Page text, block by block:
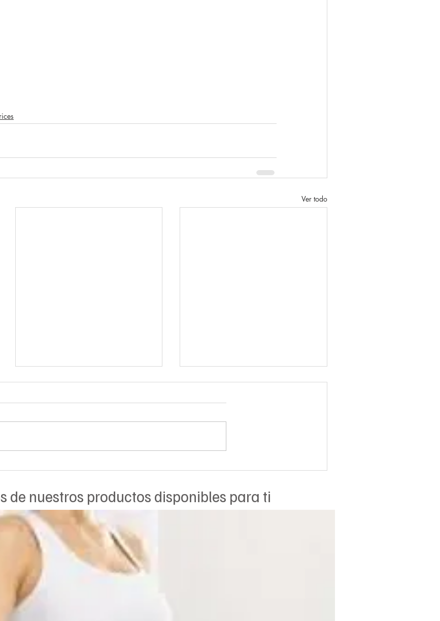
Ver todo
II
de nuestros productos disponibles para ti